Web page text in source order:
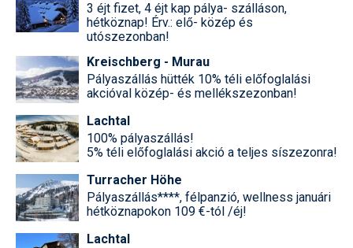
3 éjt fizet, 4 éjt kap pálya- szálláson,
hétköznap! Érv.: elő- közép és
utószezonban!
Kreischberg - Murau
Pályaszállás hütték 10% téli előfoglalási
akcióval közép- és mellékszezonban!
Lachtal
100% pályaszállás!
5% téli előfoglalási akció a teljes síszezonra!
Turracher Höhe
Pályaszállás****, félpanzió, wellness januári
hétköznapokon 109 €-tól /éj!
Lachtal